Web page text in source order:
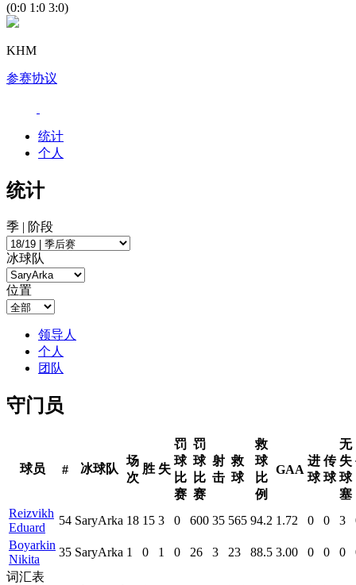
(0:0 1:0 3:0)
KHM
参赛协议
统计
个人
统计
季 | 阶段
冰球队
位置
领导人
个人
团队
守门员
球员 # 冰球队
场
次
胜 失
罚
球
比
赛
罚
球
比
赛
射
击
救
球
救
球
比
例
GAA
进
球
传
球
无
失
球
塞
Reizvikh
Eduard
54 SaryArka 18 15 3 0 600 35 565 94.2 1.72 0 0 3
Boyarkin
Nikita
35 SaryArka 1 0 1 0 26 3 23 88.5 3.00 0 0 0
词汇表